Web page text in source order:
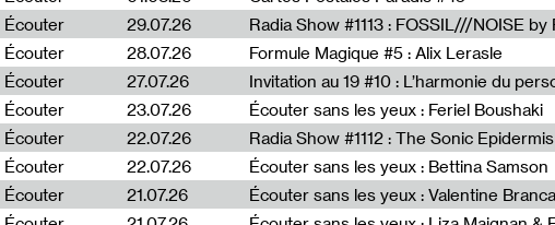
Écouter
29.07.26
Écouter
28.07.26 Formule Magique #5 : Alix Lerasle
Écouter
27.07.26 Invitation au 19 #10 : L’harmonie du
Écouter
23.07.26 Écouter sans les yeux : Feriel Boushaki
Écouter
22.07.26
Écouter
22.07.26 Écouter sans les yeux : Bettina Samson
Écouter
21.07.26 Écouter sans les yeux : Valentine